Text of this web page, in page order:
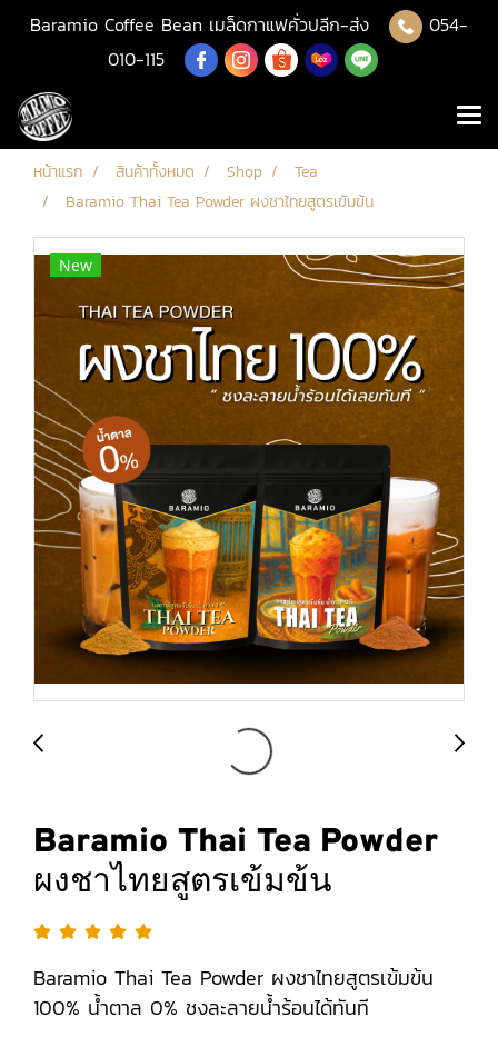
Baramio Coffee Bean เมล็ดกาแฟคั่วปลีก-ส่ง
054-
010-115
หน้าแรก สินค้าทั้งหมด Shop
Tea
Baramio Thai Tea Powder ผงชาไทยสูตรเข้มข้น
New
Baramio Thai Tea Powder
ผงชาไทยสูตรเข้มข้น
Baramio Thai Tea Powder ผงชาไทยสูตรเข้มข้น
100% น้ำตาล 0% ชงละลายน้ำร้อนได้ทันที